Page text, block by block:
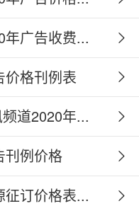
年广告收费...
价格刊例表
道2020年...
刊例价格
征订价格表...